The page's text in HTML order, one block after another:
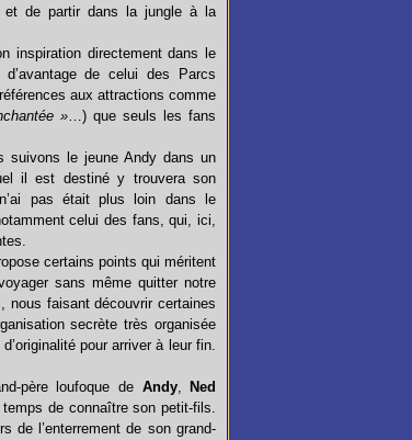
et de partir dans la jungle à la
inspiration directement dans le
de celui des Parcs
aux attractions comme
»…) que seuls les fans
suivons le jeune Andy dans un
il est destiné y trouvera son
pas était plus loin dans le
celui des fans, qui, ici,
certains points qui méritent
sans même quitter notre
nous faisant découvrir certaines
secrète très organisée
pour arriver à leur fin.
père loufoque de Andy,
Ned
de connaître son petit-fils.
de l’enterrement de son grand-